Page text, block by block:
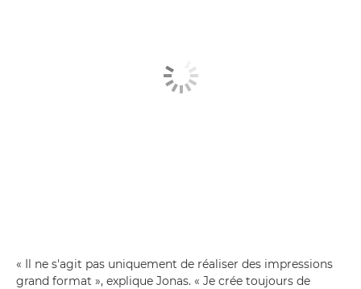
« Il ne s'agit pas uniquement de réaliser des impressions
grand format », explique Jonas. « Je crée toujours de